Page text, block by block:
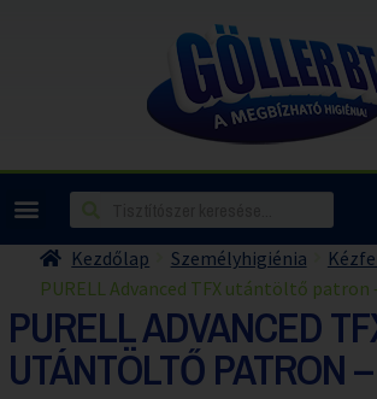
Kezdőlap Személyhigiénia
PURELL Advanced TFX utántöltő patron
PURELL ADVANCED
UTÁNTÖLTŐ PATRON